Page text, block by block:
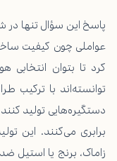
پاسخ این سؤال تنها در
عواملی چون کیفیت
کرد تا بتوان انتخابی
توانسته‌اند با ترکیب
دستگیره‌هایی تولید
برابری می‌کنند. این
زاماک، برنج یا استیل